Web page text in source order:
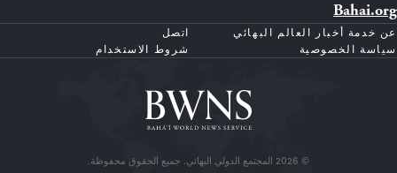
Bahai.org
عن خدمة أخبار العالم البهائي
اتصل
سياسة الخصوصية
شروط الاستخدام
© 2026 المجتمع الدولي البهائي. جميع الحقوق محفوظة.